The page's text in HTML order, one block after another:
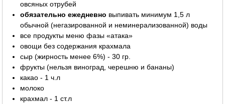
овсяных отрубей
обязательно ежедневно выпивать минимум 1,5 л
обычной (негазированной и неминерализованной) воды
все продукты меню фазы «атака»
овощи без содержания крахмала
сыр (жирность менее 6%) - 30 гр.
фрукты (нельзя виноград, черешню и бананы)
какао - 1 ч.л
молоко
крахмал - 1 ст.л